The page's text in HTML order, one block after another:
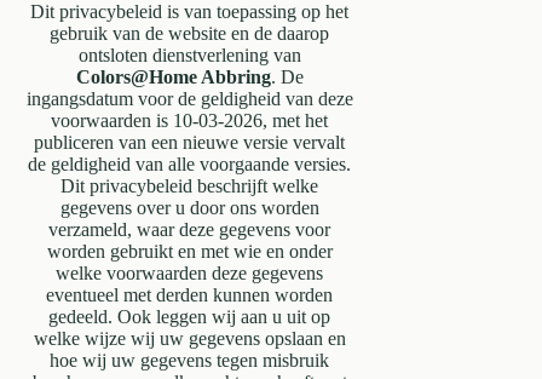
Dit privacybeleid is van toepassing op het
gebruik van de website en de daarop
ontsloten dienstverlening van
Colors@Home Abbring. De
ingangsdatum voor de geldigheid van deze
voorwaarden is 10-03-2026, met het
publiceren van een nieuwe versie vervalt
de geldigheid van alle voorgaande versies.
Dit privacybeleid beschrijft welke
gegevens over u door ons worden
verzameld, waar deze gegevens voor
worden gebruikt en met wie en onder
welke voorwaarden deze gegevens
eventueel met derden kunnen worden
gedeeld. Ook leggen wij aan u uit op
welke wijze wij uw gegevens opslaan en
hoe wij uw gegevens tegen misbruik